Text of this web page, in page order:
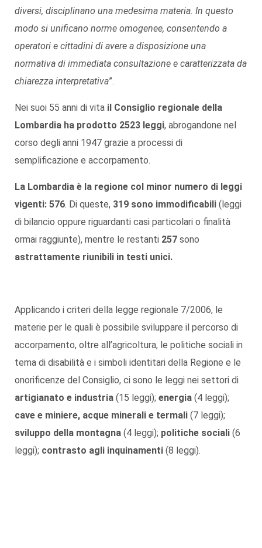
diversi, disciplinano una medesima materia. In questo
modo si unificano norme omogenee, consentendo a
operatori e cittadini di avere a disposizione una
normativa di immediata consultazione e caratterizzata da
chiarezza interpretativa”.
Nei suoi 55 anni di vita il Consiglio regionale della
Lombardia ha prodotto 2523 leggi, abrogandone nel
corso degli anni 1947 grazie a processi di
semplificazione e accorpamento.
La Lombardia è la regione col minor numero di leggi
vigenti: 576. Di queste, 319 sono immodificabili (leggi
di bilancio oppure riguardanti casi particolari o finalità
ormai raggiunte), mentre le restanti 257 sono
astrattamente riunibili in testi unici.
Applicando i criteri della legge regionale 7/2006, le
materie per le quali è possibile sviluppare il percorso di
accorpamento, oltre all’agricoltura, le politiche sociali in
tema di disabilità e i simboli identitari della Regione e le
onorificenze del Consiglio, ci sono le leggi nei settori di
artigianato e industria (15 leggi); energia (4 leggi);
cave e miniere, acque minerali e termali (7 leggi);
sviluppo della montagna (4 leggi); politiche sociali (6
leggi); contrasto agli inquinamenti (8 leggi).